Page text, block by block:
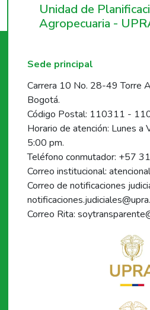
Unidad de
Agropecuaria -
Sede principal
Carrera 10 No. 28-49 Torre
Bogotá.
Código Postal: 110311 -
Horario de atención: Lunes a
5:00 pm.
Teléfono conmutador: +57
Correo institucional:
Correo de notificaciones
Correo Rita: